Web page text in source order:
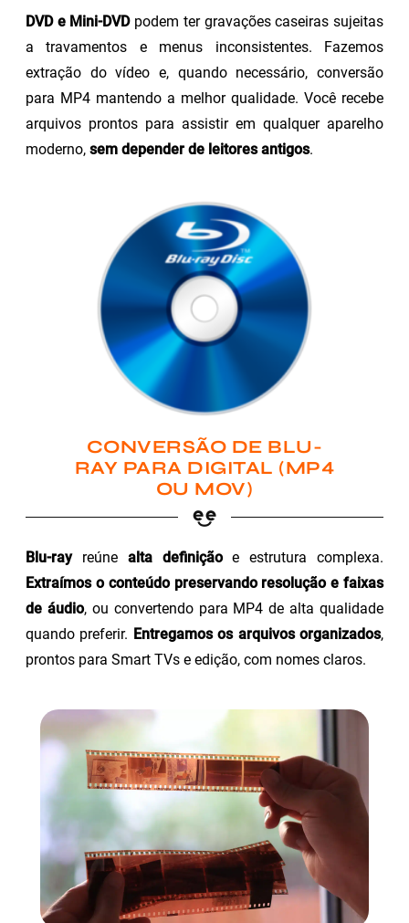
DVD e Mini-DVDpodem ter gravações caseiras sujeitas
a travamentos e menus inconsistentes. Fazemos
extração do vídeo e, quando necessário, conversão
para MP4 mantendo a melhor qualidade. Você recebe
arquivos prontos para assistir em qualquer aparelho
moderno, sem depender de leitores antigos.
CONVERSÃO DE BLU-
RAY PARA DIGITAL (MP4
OU MOV)
Blu-rayreúne alta definiçãoe estrutura complexa.
Extraímos o conteúdo preservando resolução e faixas
de áudio, ou convertendo para MP4 de alta qualidade
quando preferir. Entregamos os arquivos organizados,
prontos para Smart TVs e edição, com nomes claros.